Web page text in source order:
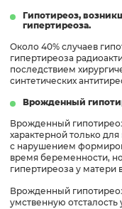
Гипотиреоз,
гипертиреоза.
Около 40% случаев
гипертиреоза
последствием
синтетических
Врожденный
Врожденный
характерной только
с нарушением
время беременности,
гипертиреоза у
Врожденный
умственную отсталость